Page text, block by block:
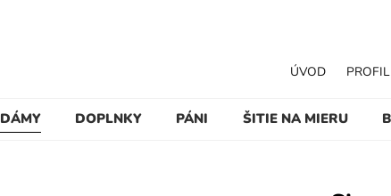
DÁMY DOPLNKY PÁNI ŠITIE NA MIERU
ÚVOD PROFIL